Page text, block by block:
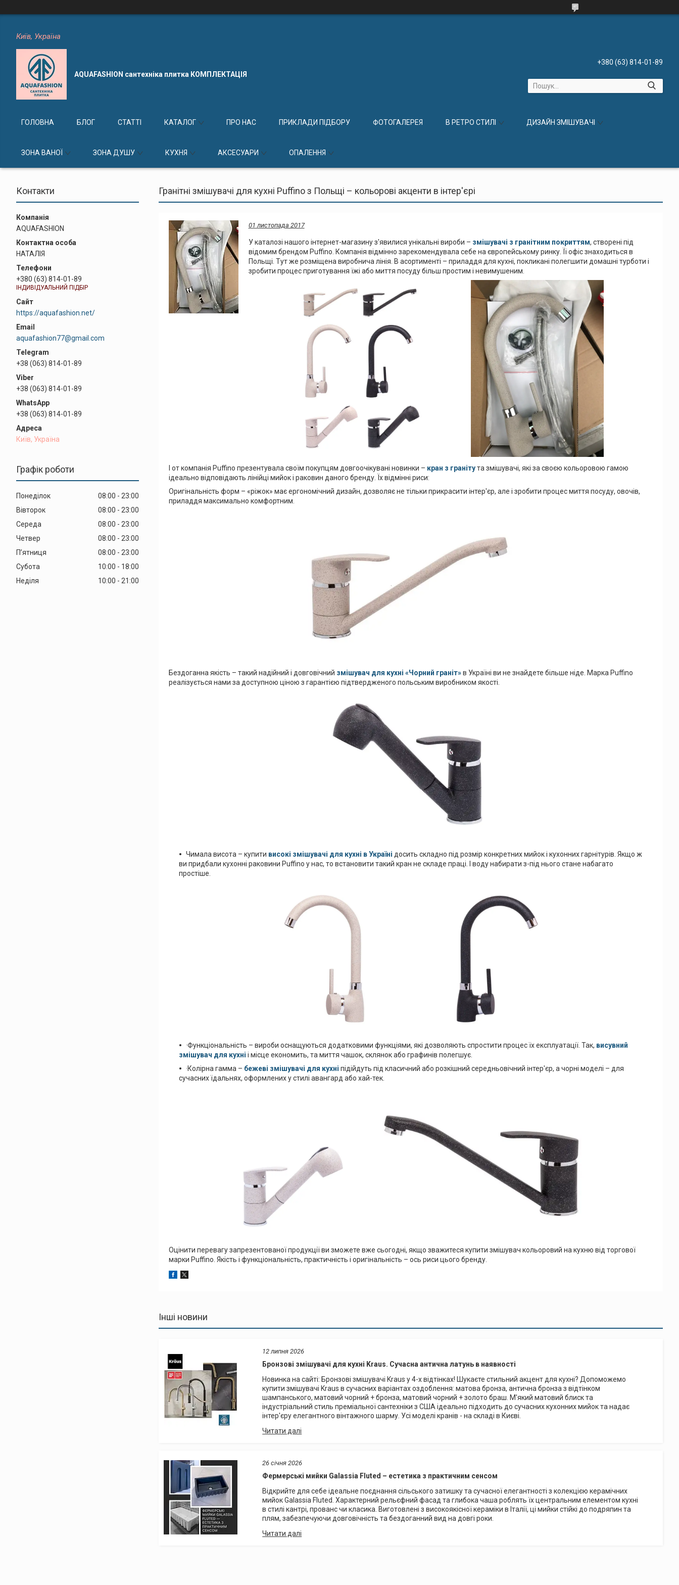
Київ, Україна
AQUAFASHION сантехніка плитка КОМПЛЕКТАЦІЯ
+380 (63) 814-01-89
ГОЛОВНА БЛОГ СТАТТІ КАТАЛОГ ПРО НАС ПРИКЛАДИ ПІДБОРУ ФОТОГАЛЕРЕЯ В РЕТРО СТИЛІ ДИЗАЙН ЗМІШУВАЧІ
ЗОНА ВАНОЇ ЗОНА ДУШУ КУХНЯ АКСЕСУАРИ ОПАЛЕННЯ
Контакти
AQUAFASHION
НАТАЛІЯ
+380 (63) 814-01-89
ІНДИВІДУАЛЬНИЙ ПІДБІР
https://aquafashion.net/
aquafashion77@gmail.com
+38 (063) 814-01-89
+38 (063) 814-01-89
+38 (063) 814-01-89
Київ, Україна
Графік роботи
Понеділок 08:00
23:00
Вівторок
08:00
23:00
Середа
08:00
23:00
Четвер
08:00
23:00
Пʼятниця
08:00
23:00
Субота
10:00
18:00
Неділя
10:00 21:00
Гранітні змішувачі для кухні Puffino з Польщі – кольорові акценти в інтер'єрі
01 листопада 2017
У каталозі нашого інтернет-магазину з'явилися унікальні вироби – змішувачі з гранітним покриттям, створені під
відомим брендом Puffino. Компанія відмінно зарекомендувала себе на європейському ринку. Її офіс знаходиться в
Польщі. Тут же розміщена виробнича лінія. В асортименті – приладдя для кухні, покликані полегшити домашні турботи і
зробити процес приготування їжі або миття посуду більш простим і невимушеним.
І от компанія Puffino презентувала своїм покупцям довгоочікувані новинки – кран з гранітута змішувачі, які за своєю кольоровою гамою
ідеально відповідають лінійці мийок і раковин даного бренду. Їх відмінні риси:
Оригінальність форм – «ріжок» має ергономічний дизайн, дозволяє не тільки прикрасити інтер'єр, але і зробити процес миття посуду, овочів,
приладдя максимально комфортним.
Бездоганна якість – такий надійний і довговічний змішувач для кухні «Чорний граніт»в Україні ви не знайдете більше ніде. Марка Puffino
реалізується нами за доступною ціною з гарантією підтвердженого польським виробником якості.
Чимала висота – купити високі змішувачі для кухні в Україні досить складно під розмір конкретних мийок і кухонних гарнітурів. Якщо ж
ви придбали кухонні раковини Puffino у нас, то встановити такий кран не складе праці. І воду набирати з-під нього стане набагато
простіше.
·Функціональність – вироби оснащуються додатковими функціями, які дозволяють спростити процес їх експлуатації. Так, висувний
змішувач для кухні і місце економить, та миття чашок, склянок або графинів полегшує.
·Колірна гамма – бежеві змішувачі для кухні підійдуть під класичний або розкішний середньовічний інтер'єр, а чорні моделі – для
сучасних їдальнях, оформлених у стилі авангард або хай-тек.
Оцінити перевагу запрезентованої продукції ви зможете вже сьогодні, якщо зважитеся купити змішувач кольоровий на кухню від торгової
марки Puffino. Якість і функціональність, практичність і оригінальність – ось риси цього бренду.
Інші новини
12 липня 2026
Бронзові змішувачі для кухні Kraus. Сучасна антична латунь в наявності
Новинка на сайті: Бронзові змішувачі Kraus у 4-х відтінках! Шукаєте стильний акцент для кухні? Допоможемо
купити змішувачі Kraus в сучасних варіантах оздоблення: матова бронза, антична бронза з відтінком
шампанського, матовий чорний + бронза, матовий чорний + золото браш. М'який матовий блиск та
індустріальний стиль преміальної сантехніки з США ідеально підходить до сучасних кухонних мийок та надає
інтер'єру елегантного вінтажного шарму. Усі моделі кранів - на складі в Києві.
26 січня 2026
Фермерські мийки Galassia Fluted – естетика з практичним сенсом
Відкрийте для себе ідеальне поєднання сільського затишку та сучасної елегантності з колекцією керамічних
мийок Galassia Fluted. Характерний рельєфний фасад та глибока чаша роблять їх центральним елементом кухні
в стилі кантрі, прованс чи класика. Виготовлені з високоякісної кераміки в Італії, ці мийки стійкі до подряпин та
плям, забезпечуючи довговічність та бездоганний вид на довгі роки.